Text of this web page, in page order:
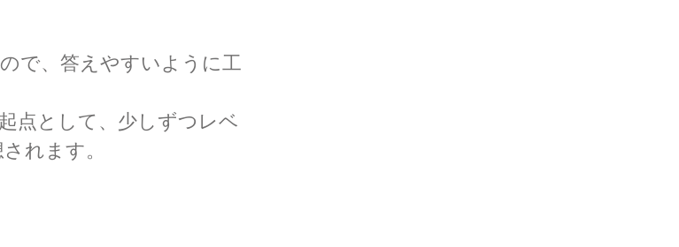
で、答えやすいように工
点として、少しずつレベ
れます。